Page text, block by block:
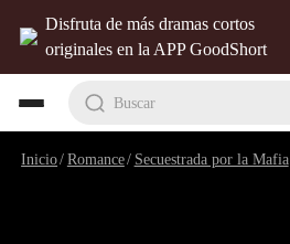
Disfruta de más dramas cortos
originales en la APP GoodShort
Buscar
Inicio/Romance/ Secuestrada por la Mafia